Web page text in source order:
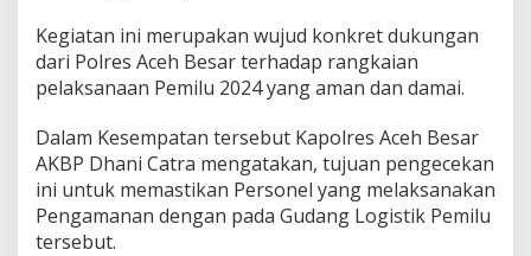
Kegiatan ini merupakan wujud konkret dukungan
dari Polres Aceh Besar terhadap rangkaian
pelaksanaan Pemilu 2024 yang aman dan damai.
Dalam Kesempatan tersebut Kapolres Aceh Besar
AKBP Dhani Catra mengatakan, tujuan pengecekan
ini untuk memastikan Personel yang melaksanakan
Pengamanan dengan pada Gudang Logistik Pemilu
tersebut.